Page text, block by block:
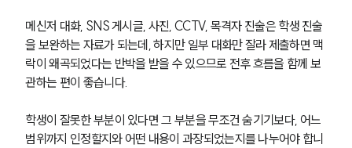
메신저 대화, SNS 게시글, 사진, CCTV, 목격자 진술은 학생 진술
을 보완하는 자료가 되는데, 하지만 일부 대화만 잘라 제출하면 맥
락이 왜곡되었다는 반박을 받을 수 있으므로 전후 흐름을 함께 보
관하는 편이 좋습니다.
학생이 잘못한 부분이 있다면 그 부분을 무조건 숨기기보다, 어느
범위까지 인정할지와 어떤 내용이 과장되었는지를 나누어야 합니